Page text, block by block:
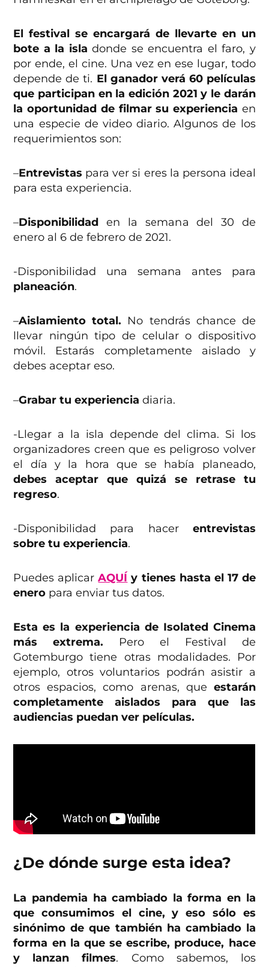
El festival se encargará de llevarte en un
bote a la isla donde se encuentra el faro, y
por ende, el cine. Una vez en ese lugar, todo
depende de ti. El ganador verá 60 películas
que participan en la edición 2021 y le darán
la oportunidad de filmar su experiencia en
una especie de video diario. Algunos de los
requerimientos son:
–Entrevistas para ver si eres la persona ideal
para esta experiencia.
–Disponibilidad en la semana del 30 de
enero al 6 de febrero de 2021.
-Disponibilidad una semana antes para
planeación.
–Aislamiento total. No tendrás chance de
llevar ningún tipo de celular o dispositivo
móvil. Estarás completamente aislado y
debes aceptar eso.
–Grabar tu experiencia diaria.
-Llegar a la isla depende del clima. Si los
organizadores creen que es peligroso volver
el día y la hora que se había planeado,
debes aceptar que quizá se retrase tu
regreso.
-Disponibilidad para hacer entrevistas
sobre tu experiencia.
Puedes aplicar AQUÍ y tienes hasta el 17 de
enero para enviar tus datos.
Esta es la experiencia de Isolated Cinema
más extrema. Pero el Festival de
Gotemburgo tiene otras modalidades. Por
ejemplo, otros voluntarios podrán asistir a
otros espacios, como arenas, que estarán
completamente aislados para que las
audiencias puedan ver películas.
¿De dónde surge esta idea?
La pandemia ha cambiado la forma en la
que consumimos el cine, y eso sólo es
sinónimo de que también ha cambiado la
forma en la que se escribe, produce, hace
y lanzan filmes. Como sabemos, los